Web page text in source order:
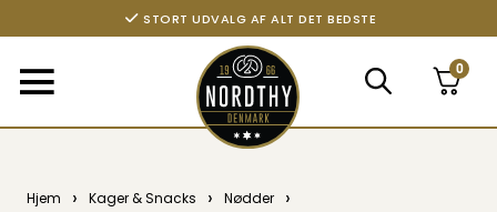
STORT UDVALG AF ALT DET BEDSTE
0
Hjem › Kager & Snacks › Nødder ›